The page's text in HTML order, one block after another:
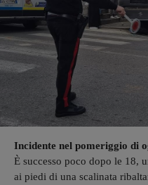
Incidente nel pomeriggio di
È successo poco dopo le 18,
ai piedi di una scalinata